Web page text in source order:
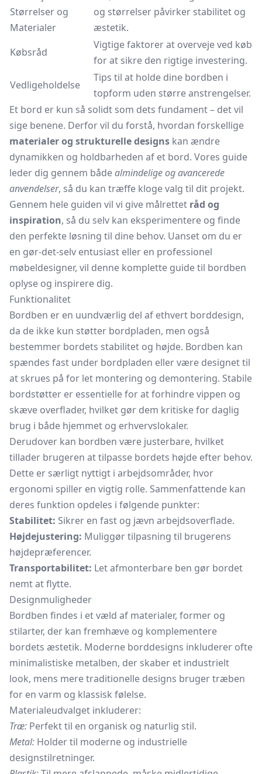
Størrelser og
Materialer
og størrelser påvirker stabilitet og
æstetik.
Købsråd
Vigtige faktorer at overveje ved køb
for at sikre den rigtige investering.
Vedligeholdelse
Tips til at holde dine bordben i
topform uden større anstrengelser.
Et bord er kun så solidt som dets fundament – det vil
sige benene. Derfor vil du forstå, hvordan forskellige
materialer og strukturelle designs kan ændre
dynamikken og holdbarheden af et bord. Vores guide
leder dig gennem bådealmindelige og avancerede
anvendelser, så du kan træffe kloge valg til dit projekt.
Gennem hele guiden vil vi give målrettet råd og
inspiration, så du selv kan eksperimentere og finde
den perfekte løsning til dine behov. Uanset om du er
en gør-det-selv entusiast eller en professionel
møbeldesigner, vil denne komplette guide til bordben
oplyse og inspirere dig.
Funktionalitet
Bordben er en uundværlig del af ethvert borddesign,
da de ikke kun støtter bordpladen, men også
bestemmer bordets stabilitet og højde. Bordben kan
spændes fast under bordpladen eller være designet til
at skrues på for let montering og demontering. Stabile
bordstøtter er essentielle for at forhindre vippen og
skæve overflader, hvilket gør dem kritiske for daglig
brug i både hjemmet og erhvervslokaler.
Derudover kan bordben være justerbare, hvilket
tillader brugeren at tilpasse bordets højde efter behov.
Dette er særligt nyttigt i arbejdsområder, hvor
ergonomi spiller en vigtig rolle. Sammenfattende kan
deres funktion opdeles i følgende punkter:
Stabilitet: Sikrer en fast og jævn arbejdsoverflade.
Højdejustering: Muliggør tilpasning til brugerens
højdepræferencer.
Transportabilitet: Let afmonterbare ben gør bordet
nemt at flytte.
Designmuligheder
Bordben findes i et væld af materialer, former og
stilarter, der kan fremhæve og komplementere
bordets æstetik. Moderne borddesigns inkluderer ofte
minimalistiske metalben, der skaber et industrielt
look, mens mere traditionelle designs bruger træben
for en varm og klassisk følelse.
Materialeudvalget inkluderer:
Træ: Perfekt til en organisk og naturlig stil.
Metal: Holder til moderne og industrielle
designstilretninger.